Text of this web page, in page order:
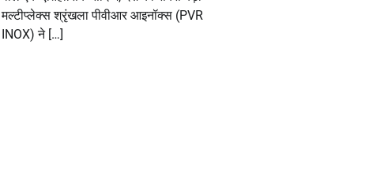
मल्टीप्लेक्स श्रृंखला पीवीआर आइनॉक्स (PVR
INOX) ने […]